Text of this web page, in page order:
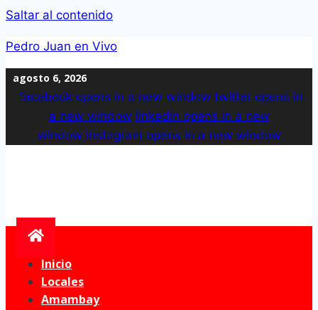
Saltar al contenido
Pedro Juan en Vivo
agosto 6, 2026
facebookopens in a new window twitteropens in
a new window linkedin opens in a new
window instagram opens in a new window
Inicio
Locales
Amambay